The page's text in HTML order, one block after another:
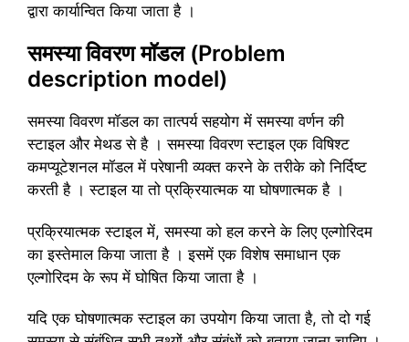
द्वारा कार्यान्वित किया जाता है ।
समस्या विवरण मॉडल (Problem
description model)
समस्या विवरण मॉडल का तात्पर्य सहयोग में समस्या वर्णन की
स्टाइल और मेथड से है । समस्या विवरण स्टाइल एक विषिश्ट
कमप्यूटेशनल मॉडल में परेषानी व्यक्त करने के तरीके को निर्दिष्ट
करती है । स्टाइल या तो प्रक्रियात्मक या घोषणात्मक है ।
प्रक्रियात्मक स्टाइल में, समस्या को हल करने के लिए एल्गोरिदम
का इस्तेमाल किया जाता है । इसमें एक विशेष समाधान एक
एल्गोरिदम के रूप में घोषित किया जाता है ।
यदि एक घोषणात्मक स्टाइल का उपयोग किया जाता है, तो दो गई